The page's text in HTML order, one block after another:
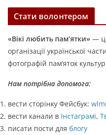
т
о
р
і
ї
Стати волонтером
«Вікі любить пам’ятки» —
організації української
фотографій пам’яток
Нам потрібна допомога:
вести сторінку Фейсбук:
вести канали в Інстаграмі,
писати пости для блогу